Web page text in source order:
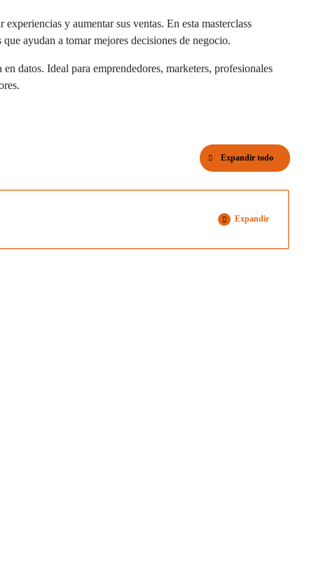
y aumentar sus ventas. En esta masterclass
ayudan a tomar mejores decisiones de negocio.
datos. Ideal para emprendedores, marketers, profesionales
Expandir todo
Expandir